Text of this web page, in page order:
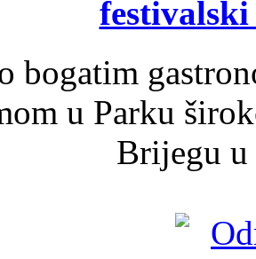
bogatim
u Parku
Brijegu u